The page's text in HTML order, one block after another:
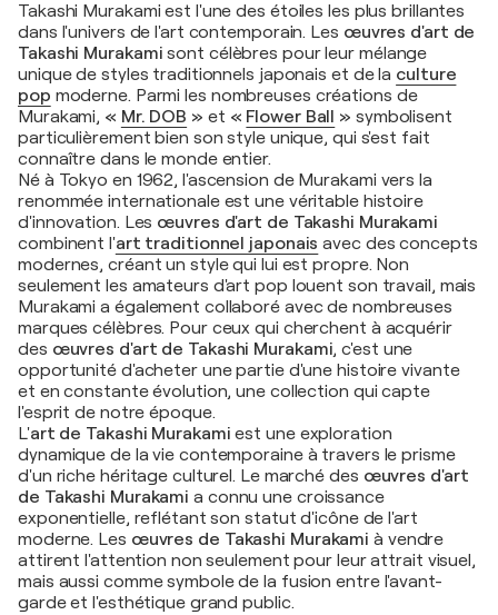
Takashi Murakami est l'une des étoiles les plus brillantes
dans l'univers de l'art contemporain. Les œuvres d'art de
Takashi Murakami sont célèbres pour leur mélange
unique de styles traditionnels japonais et de la culture
pop moderne. Parmi les nombreuses créations de
Murakami, « Mr. DOB » et « Flower Ball » symbolisent
particulièrement bien son style unique, qui s'est fait
connaître dans le monde entier.
Né à Tokyo en 1962, l'ascension de Murakami vers la
renommée internationale est une véritable histoire
d'innovation. Les œuvres d'art de Takashi Murakami
combinent l'art traditionnel japonais avec des concepts
modernes, créant un style qui lui est propre. Non
seulement les amateurs d'art pop louent son travail, mais
Murakami a également collaboré avec de nombreuses
marques célèbres. Pour ceux qui cherchent à acquérir
des œuvres d'art de Takashi Murakami, c'est une
opportunité d'acheter une partie d'une histoire vivante
et en constante évolution, une collection qui capte
l'esprit de notre époque.
L'art de Takashi Murakami est une exploration
dynamique de la vie contemporaine à travers le prisme
d'un riche héritage culturel. Le marché des œuvres d'art
de Takashi Murakami a connu une croissance
exponentielle, reflétant son statut d'icône de l'art
moderne. Les œuvres de Takashi Murakami à vendre
attirent l'attention non seulement pour leur attrait visuel,
mais aussi comme symbole de la fusion entre l'avant-
garde et l'esthétique grand public.